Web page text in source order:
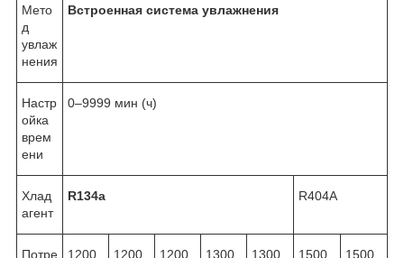
Мето
д
увлаж
нения
Встроенная система увлажнения
Настр
ойка
врем
ени
0–9999 мин (ч)
Хлад
агент
R134a R404A
Потре 1200 1200 1200 1300 1300 1500 1500